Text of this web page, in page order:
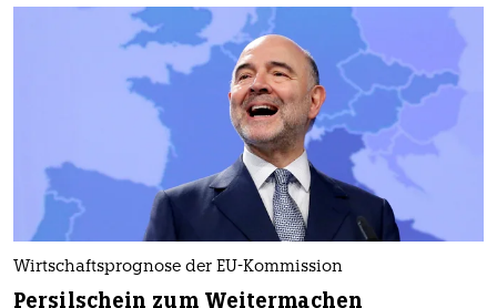
Wirtschaftsprognose der EU-Kommission
Persilschein zum Weitermachen